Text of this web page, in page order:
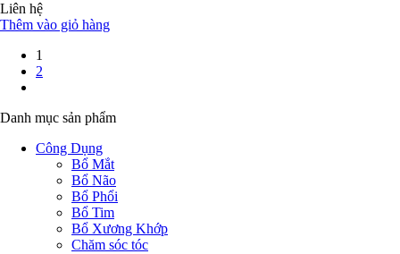
Liên hệ
Thêm vào giỏ hàng
1
2
Danh mục sản phẩm
Công Dụng
Bổ Mắt
Bổ Não
Bổ Phổi
Bổ Tim
Bổ Xương Khớp
Chăm sóc tóc